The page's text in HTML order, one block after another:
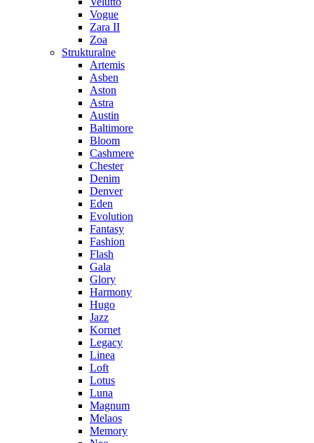
Vogue
Zara II
Zoa
Strukturalne
Artemis
Asben
Aston
Astra
Austin
Baltimore
Bloom
Cashmere
Chester
Denim
Denver
Eden
Evolution
Fantasy
Fashion
Flash
Gala
Glory
Harmony
Hugo
Jazz
Kornet
Legacy
Linea
Loft
Lotus
Luna
Magnum
Melaos
Memory